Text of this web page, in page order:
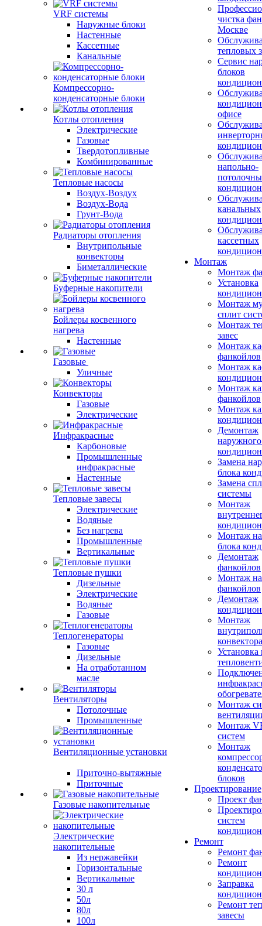
VRF системы
Наружные блоки
Настенные
Кассетные
Канальные
Компрессорно-
конденсаторные блоки
Котлы отопления
Электрические
Газовые
Твердотопливные
Комбинированные
Тепловые насосы
Воздух-Воздух
Воздух-Вода
Грунт-Вода
Радиаторы отопления
Внутрипольные
конвекторы
Биметаллические
Буферные накопители
Бойлеры косвенного
нагрева
Настенные
Газовые
Уличные
Конвекторы
Газовые
Электрические
Инфракрасные
Карбоновые
Промышленные
инфракрасные
Настенные
Тепловые завесы
Электрические
Водяные
Без нагрева
Промышленные
Вертикальные
Тепловые пушки
Дизельные
Электрические
Водяные
Газовые
Теплогенераторы
Газовые
Дизельные
На отработанном
масле
Вентиляторы
Потолочные
Промышленные
Вентиляционные установки
Приточно-вытяжные
Приточные
Газовые накопительные
Электрические
накопительные
Из нержавейки
Горизонтальные
Вертикальные
30 л
50л
80л
100л
чистка
Москве
тепловых
Сервис
блоков
офисе
напольно-
канальных
кассетных
Монтаж
Монтаж
Установка
Монтаж
сплит
Монтаж
завес
Монтаж
фанкойлов
Монтаж
Монтаж
фанкойлов
Монтаж
Демонтаж
Замена
блока
Замена
системы
Монтаж
Монтаж
блока
Демонтаж
фанкойлов
Монтаж
фанкойлов
Демонтаж
Монтаж
конвектора
Установка
Монтаж
Монтаж
систем
Монтаж
блоков
Проектирование
Проект
систем
Ремонт
Ремонт
Ремонт
Заправка
Ремонт
завесы